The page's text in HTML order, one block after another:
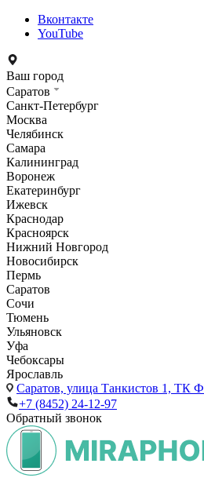
Вконтакте
YouTube
Ваш город
Саратов
Санкт-Петербург
Москва
Челябинск
Самара
Калининград
Воронеж
Екатеринбург
Ижевск
Краснодар
Красноярск
Нижний Новгород
Новосибирск
Пермь
Саратов
Сочи
Тюмень
Ульяновск
Уфа
Чебоксары
Ярославль
Саратов, улица Танкистов 1, ТК
+7 (8452) 24-12-97
Обратный звонок